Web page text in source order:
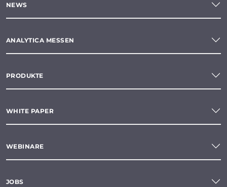
NEWS
ANALYTICA MESSEN
PRODUKTE
WHITE PAPER
WEBINARE
JOBS